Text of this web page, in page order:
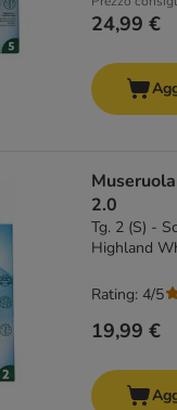
24,99 €
2.0
Tg. 2 (S) -
Highland
19,99 €
Rating: 4/5